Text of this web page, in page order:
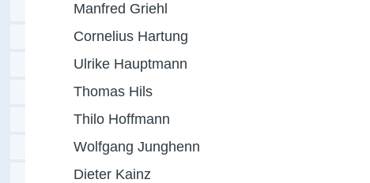
Manfred Griehl
Cornelius Hartung
Ulrike Hauptmann
Thomas Hils
Thilo Hoffmann
Wolfgang Junghenn
Dieter Kainz